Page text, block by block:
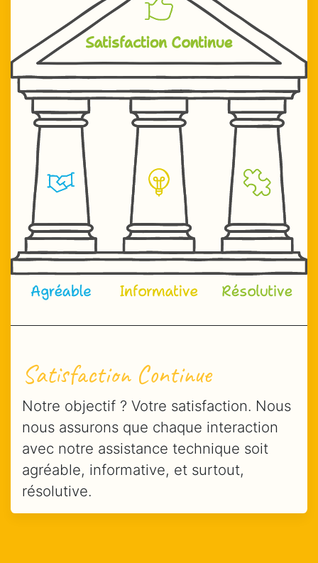
Satisfaction Continue
Notre objectif ? Votre satisfaction. Nous
nous assurons que chaque interaction
avec notre assistance technique soit
agréable, informative, et surtout,
résolutive.